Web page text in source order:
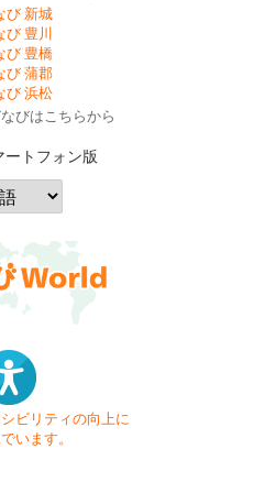
び 新城
び 豊川
び 豊橋
び 蒲郡
び 浜松
びはこちらから
ートフォン版
ビリティの向上に
います。